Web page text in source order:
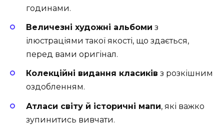
годинами.
Величезні художні альбоми з
ілюстраціями такої якості, що здається,
перед вами оригінал.
Колекційні видання класиків з розкішним
оздобленням.
Атласи світу й історичні мапи, які важко
зупинитись вивчати.